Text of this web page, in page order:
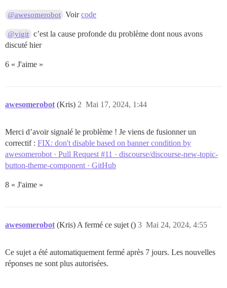
@awesomerobot Voircode
@yigit c’est la cause profonde du problème dont nous avons
discuté hier
6 « J'aime »
awesomerobot (Kris) Mai 17, 2024, 1:44
2
Merci d’avoir signalé le problème ! Je viens de fusionner un
correctif : FIX: don't disable based on banner condition by
awesomerobot · Pull Request #11 · discourse/discourse-new-topic-
button-theme-component · GitHub
8 « J'aime »
awesomerobot (Kris) A fermé ce sujet () Mai 24, 2024, 4:55
3
Ce sujet a été automatiquement fermé après 7 jours. Les nouvelles
réponses ne sont plus autorisées.